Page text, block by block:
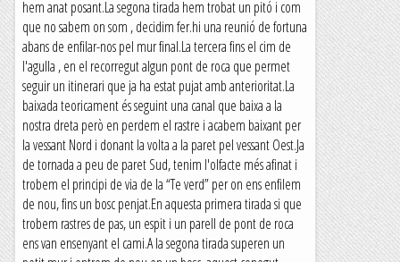
hem anat posant.La segona tirada hem trobat un pitó i com
que no sabem on som , decidim fer.hi una reunió de fortuna
abans de enfilar-nos pel mur final.La tercera fins el cim de
l'agulla , en el recorregut algun pont de roca que permet
seguir un itinerari que ja ha estat pujat amb anterioritat.La
baixada teoricament és seguint una canal que baixa a la
nostra dreta però en perdem el rastre i acabem baixant per
la vessant Nord i donant la volta a la paret pel vessant Oest.Ja
de tornada a peu de paret Sud, tenim l'olfacte més afinat i
trobem el principi de via de la “Te verd” per on ens enfilem
de nou, fins un bosc penjat.En aquesta primera tirada si que
trobem rastres de pas, un espit i un parell de pont de roca
ens van ensenyant el cami.A la segona tirada superen un